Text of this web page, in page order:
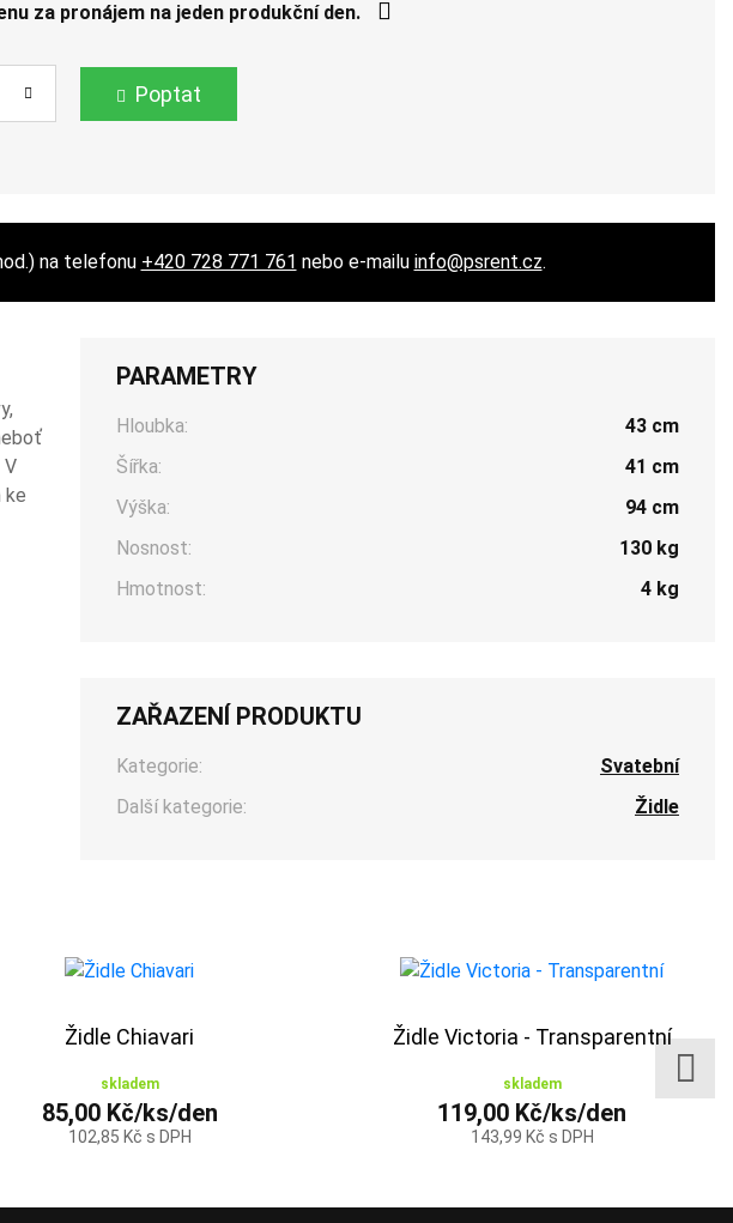
za pronájem na jeden produkční den.
Poptat
na telefonu +420 728 771 761 nebo e-mailu info@psrent.cz.
V
ke
PARAMETRY
Hloubka:
43 cm
Šířka:
41 cm
Výška:
94 cm
Nosnost:
130 kg
Hmotnost:
4 kg
ZAŘAZENÍ PRODUKTU
Kategorie:
Svatební
Další kategorie:
Židle
Židle Chiavari
skladem
85,00 Kč/ks/den
102,85 Kč s DPH
Židle Victoria - Transparentní
skladem
119,00 Kč/ks/den
143,99 Kč s DPH